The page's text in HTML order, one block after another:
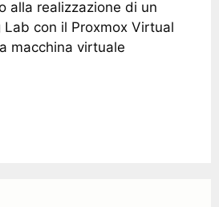
alla realizzazione di un
Lab con il Proxmox Virtual
macchina virtuale